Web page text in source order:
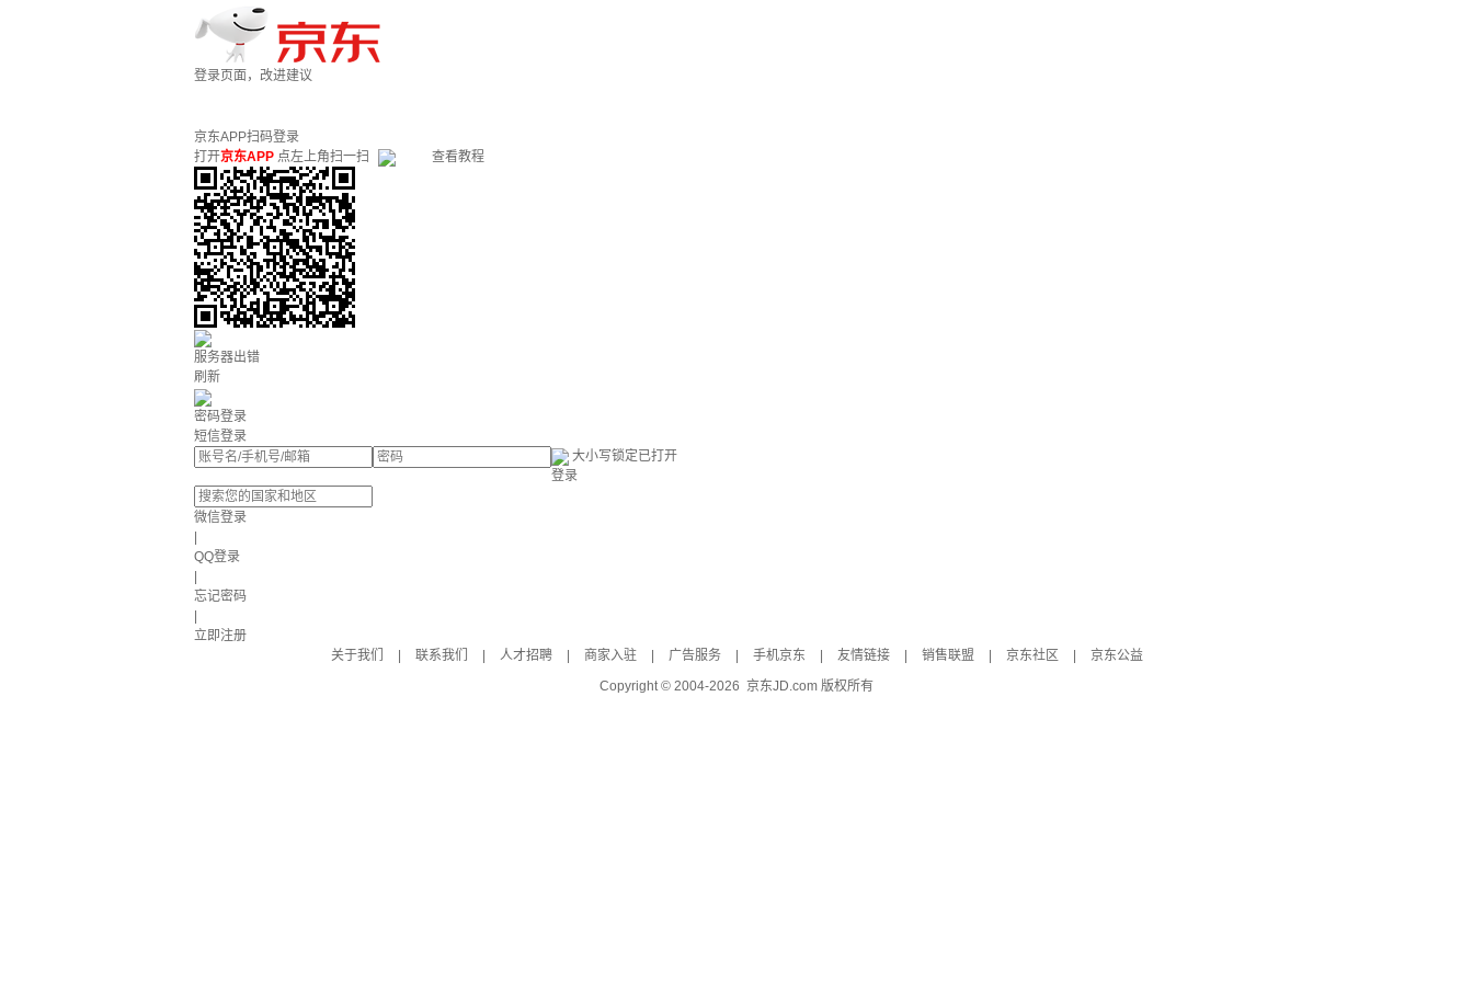
登录页面，改进建议
京东APP扫码登录
打开京东APP 点左上角扫一扫 查看教程
服务器出错
刷新
密码登录
短信登录
大小写锁定已打开
登录
微信登录
QQ登录
忘记密码
立即注册
关于我们
联系我们 人才招聘 商家入驻 广告服务 手机京东 友情链接 销售联盟 京东社区
京东公益
Copyright © 2004-2026 京东JD.com 版权所有